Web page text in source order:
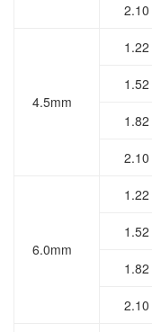
2.10
4.5mm
1.22
1.52
1.82
2.10
6.0mm
1.22
1.52
1.82
2.10